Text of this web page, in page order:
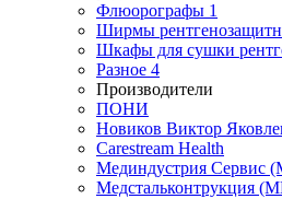
Флюорографы 1
Ширмы
Шкафы для сушки
Разное 4
Производители
ПОНИ
Новиков Виктор
Carestream Health
Мединдустрия Сервис
Медстальконтрукция